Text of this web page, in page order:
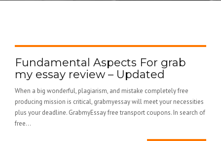
Fundamental Aspects For grab
my essay review – Updated
When a big wonderful, plagiarism, and mistake completely free
producing mission is critical, grabmyessay will meet your necessities
plus your deadline. GrabmyEssay free transport coupons. In search of
free...